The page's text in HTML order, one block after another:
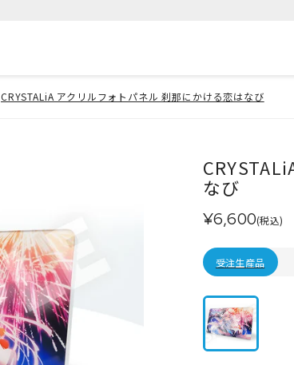
CRYSTALiA アクリルフォトパネル 刹那にかける恋はなび
なび
¥6,600(税込)
受注生産品